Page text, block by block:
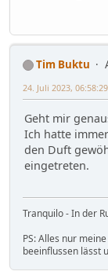
Tim Buktu
24. Juli 2023, 06:58:29
Geht mir
Ich hatte
den Duft
eingetreten.
Tranquilo - In der
PS: Alles nur
beeinflussen lässt